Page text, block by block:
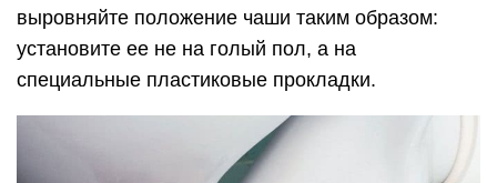
выровняйте положение чаши таким образом:
установите ее не на голый пол, а на
специальные пластиковые прокладки.